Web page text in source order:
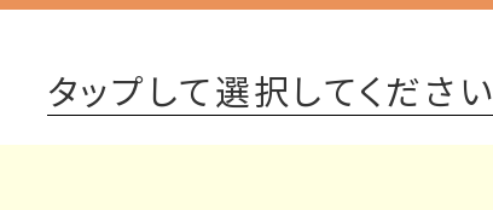
タップして選択してください